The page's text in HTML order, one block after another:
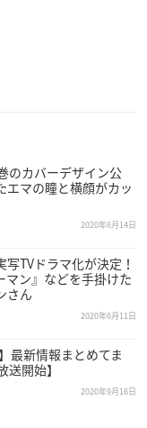
のカバーデザイン公
エマの瞳と横顔がカッ
2020年6月14日
写TVドラマ化が決定！
マン』などを手掛けた
さん
2020年6月11日
最新情報まとめてま
開始】
2020年9月16日